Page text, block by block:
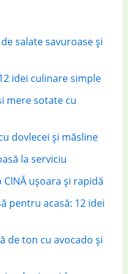
salate savuroase și
idei culinare simple
mere sotate cu
dovlecei și măsline
la serviciu
ușoara și rapidă
pentru acasă: 12 idei
de ton cu avocado și